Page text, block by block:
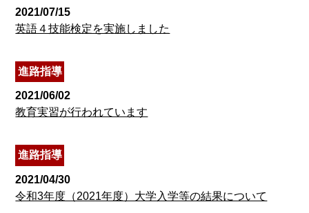
2021/07/15
英語４技能検定を実施しました
進路指導
2021/06/02
教育実習が行われています
進路指導
2021/04/30
令和3年度（2021年度）大学入学等の結果について